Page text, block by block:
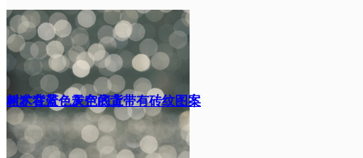
树木在蓝色天空的背
粗犷背景，灰色底上带有砖纹图案